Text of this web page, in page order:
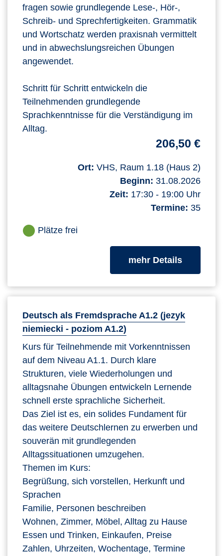
fragen sowie grundlegende Lese-, Hör-,
Schreib- und Sprechfertigkeiten. Grammatik
und Wortschatz werden praxisnah vermittelt
und in abwechslungsreichen Übungen
angewendet.
Schritt für Schritt entwickeln die
Teilnehmenden grundlegende
Sprachkenntnisse für die Verständigung im
Alltag.
206,50 €
Ort: VHS, Raum 1.18 (Haus 2)
Beginn: 31.08.2026
Zeit: 17:30 - 19:00 Uhr
Termine: 35
Plätze frei
mehr Detailszum
Deutsch als Fremdsprache A1.2 (jezyk
niemiecki - poziom A1.2)
Kurs für Teilnehmende mit Vorkenntnissen
auf dem Niveau A1.1. Durch klare
Strukturen, viele Wiederholungen und
alltagsnahe Übungen entwickeln Lernende
schnell erste sprachliche Sicherheit.
Das Ziel ist es, ein solides Fundament für
das weitere Deutschlernen zu erwerben und
souverän mit grundlegenden
Alltagssituationen umzugehen.
Themen im Kurs:
Begrüßung, sich vorstellen, Herkunft und
Sprachen
Familie, Personen beschreiben
Wohnen, Zimmer, Möbel, Alltag zu Hause
Essen und Trinken, Einkaufen, Preise
Zahlen, Uhrzeiten, Wochentage, Termine